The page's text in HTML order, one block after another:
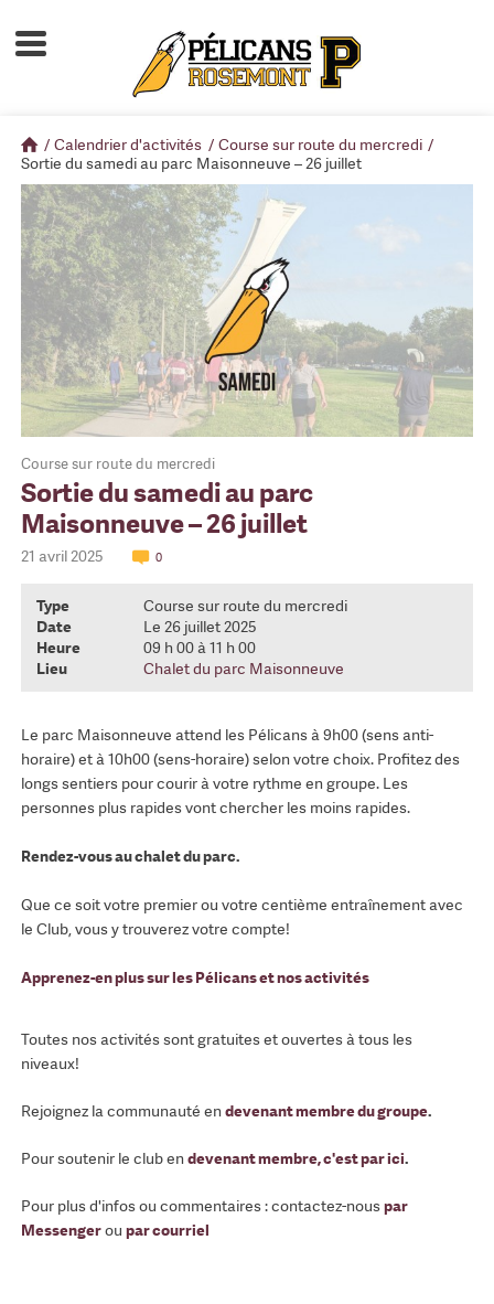
Accueil
Calendrier d'activités
Boutique
Devenir membre
/ Calendrier d'activités / Course sur route du mercredi /
Sortie du samedi au parc Maisonneuve – 26 juillet
Course sur route du mercredi
Sortie du samedi au parc
Maisonneuve – 26 juillet
21 avril 2025 0
Type
Course sur route du mercredi
Date
Le 26 juillet 2025
Heure
09 h 00 à 11 h 00
Lieu
Chalet du parc Maisonneuve
Le parc Maisonneuve attend les Pélicans à 9h00 (sens anti-
horaire) et à 10h00 (sens-horaire) selon votre choix. Profitez des
longs sentiers pour courir à votre rythme en groupe. Les
personnes plus rapides vont chercher les moins rapides.
Rendez-vous au chalet du parc.
Que ce soit votre premier ou votre centième entraînement avec
le Club, vous y trouverez votre compte!
Apprenez-en plus sur les Pélicans et nos activités
Toutes nos activités sont gratuites et ouvertes à tous les
niveaux!
Rejoignez la communauté endevenant membre du groupe.
Pour soutenir le club endevenant membre, c'est par ici.
Pour plus d'infos ou commentaires : contactez-nouspar
Messengerou par courriel